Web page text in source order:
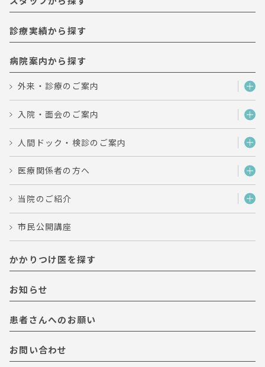
診療実績から探す
病院案内から探す
外来・診療のご案内
入院・面会のご案内
人間ドック・検診のご案内
医療関係者の方へ
当院のご紹介
市民公開講座
かかりつけ医を探す
お知らせ
患者さんへのお願い
お問い合わせ